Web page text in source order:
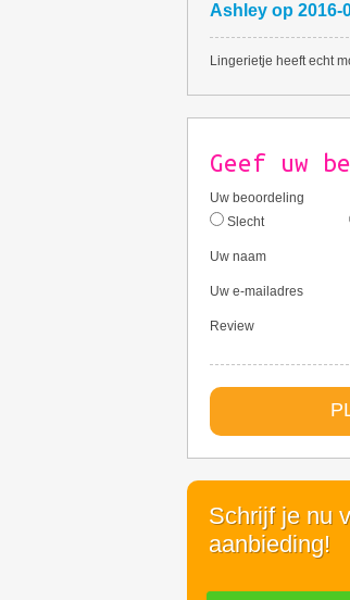
Ashley op 2016-
Lingerietje heeft echt
Geef uw
Uw beoordeling
Slecht
Uw naam
Uw e-mailadres
Review
Schrijf je nu
aanbieding!